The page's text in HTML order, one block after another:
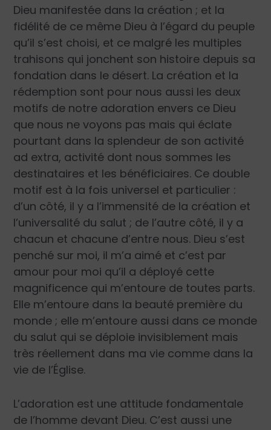
Dieu manifestée dans la création ; et la
fidélité de ce même Dieu à l’égard du peuple
qu’il s’est choisi, et ce malgré les multiples
trahisons qui jonchent son histoire depuis sa
fondation dans le désert. La création et la
rédemption sont pour nous aussi les deux
motifs de notre adoration envers ce Dieu
que nous ne voyons pas mais qui éclate
pourtant dans la splendeur de son activité
ad extra, activité dont nous sommes les
destinataires et les bénéficiaires. Ce double
motif est à la fois universel et particulier :
d’un côté, il y a l’immensité de la création et
l’universalité du salut ; de l’autre côté, il y a
chacun et chacune d’entre nous. Dieu s’est
penché sur moi, il m’a aimé et c’est par
amour pour moi qu’il a déployé cette
magnificence qui m’entoure de toutes parts.
Elle m’entoure dans la beauté première du
monde ; elle m’entoure aussi dans ce monde
du salut qui se déploie invisiblement mais
très réellement dans ma vie comme dans la
vie de l’Église.
L’adoration est une attitude fondamentale
de l’homme devant Dieu. C’est aussi une